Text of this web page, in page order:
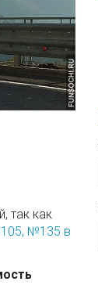
так как
№135 в